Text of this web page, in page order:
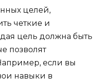
целей,
четкие и
цель должна быть
позволят
если вы
навыки в